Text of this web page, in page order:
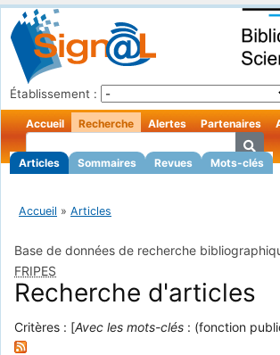
Établissement :
Accueil Recherche
Articles Sommaires Revues Mots-clés
Alertes Partenaires
Accueil » Articles
Base de données de recherche
FRIPES
Recherche d'articles
Critères : [Avec les mots-clés : (fonction